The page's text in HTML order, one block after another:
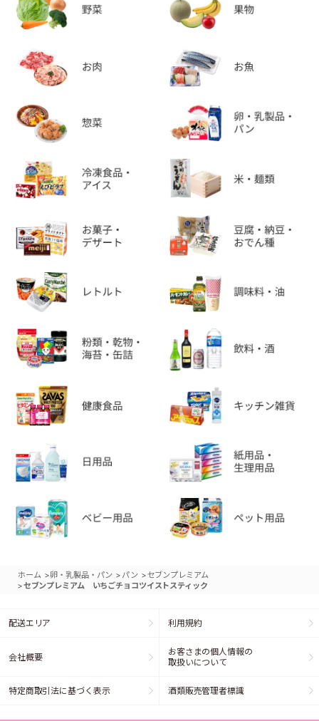
ホーム >卵・乳製品・パン > パン >セブンプレミアム
>セブンプレミアム いちごチョコツイストスティック
配送エリア 利用規約
会社概要
お客さまの個人情報の
取扱いについて
特定商取引法に基づく表示 酒類販売管理者標識